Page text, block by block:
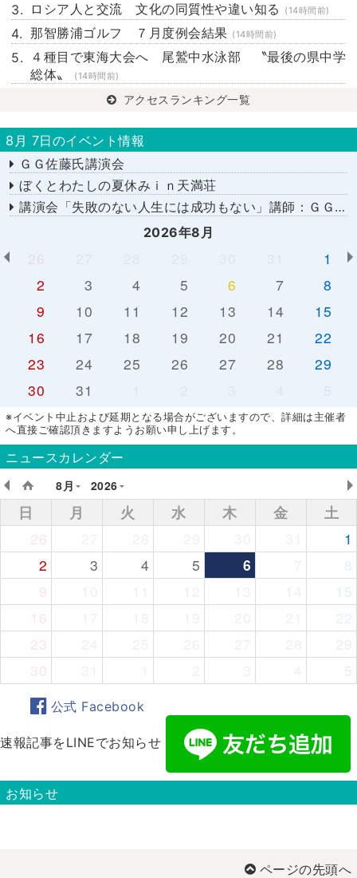
ロシア人と交流 文化の同質性や違い知る (14時間前)
那智勝浦ゴルフ ７月度例会結果 (14時間前)
４種目で東海大会へ 尾鷲中水泳部 〝最後の県中学
総体〟
(14時間前)
アクセスランキング一覧
8月 7日のイベント情報
ＧＧ佐藤氏講演会
ぼくとわたしの夏休みｉｎ天満荘
講演会「失敗のない人生には成功もない」講師：ＧＧ佐藤さん
2026年8月
26
1
2
3 4 5 6 7
8
9
10 11 12 13 14
15
16
17 18 19 20 21
22
23
24 25 26 27 28
29
30
31 5
※イベント中止および延期となる場合がございますので、詳細は主催者
へ直接ご確認頂きますようお願い申し上げます。
ニュースカレンダー
8月
2026
日 月 火 水 木 金
土
26
1
2
3 4 5 6
8
9
15
16
22
23
29
30
5
公式 Facebook
速報記事をLINEでお知らせ
お知らせ
ページの先頭へ